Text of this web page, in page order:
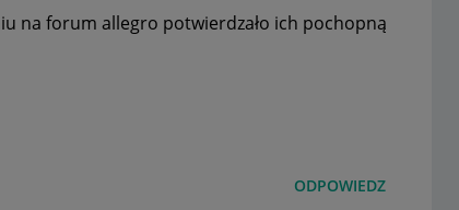
na forum allegro potwierdzało ich pochopną
ODPOWIEDZ